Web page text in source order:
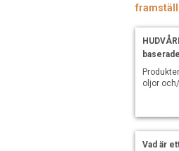
oljor
Vad är